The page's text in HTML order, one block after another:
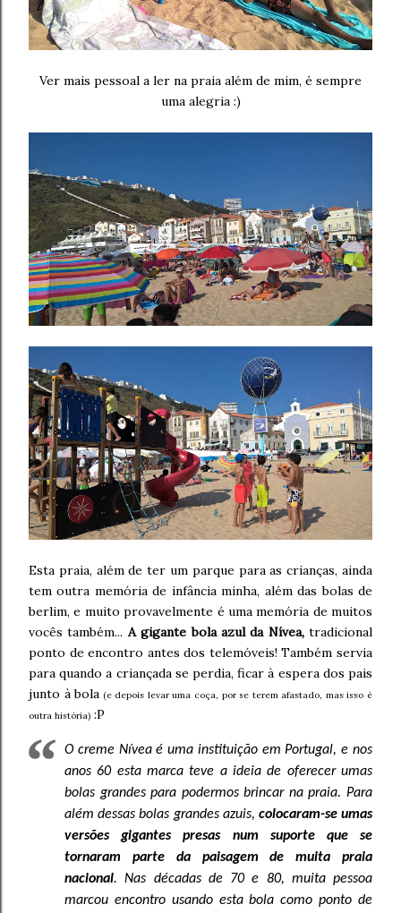
Ver mais pessoal a ler na praia além de mim, é sempre
uma alegria :)
Esta praia, além de ter um parque para as crianças, ainda
tem outra memória de infância minha, além das bolas de
berlim, e muito provavelmente é uma memória de muitos
vocês também... A gigante bola azul da Nívea, tradicional
ponto de encontro antes dos telemóveis! Também servia
para quando a criançada se perdia, ficar à espera dos pais
junto à bola (e depois levar uma coça, por se terem afastado, mas isso é
outra história) :P
O creme Nívea é uma instituição em Portugal, e nos
anos 60 esta marca teve a ideia de oferecer umas
bolas grandes para podermos brincar na praia. Para
além dessas bolas grandes azuis, colocaram-se umas
versões gigantes presas num suporte que se
tornaram parte da paisagem de muita praia
nacional. Nas décadas de 70 e 80, muita pessoa
marcou encontro usando esta bola como ponto de